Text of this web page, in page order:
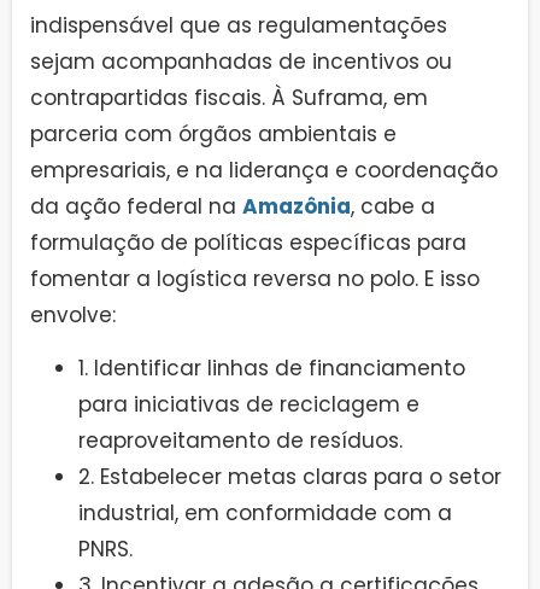
indispensável que as regulamentações
sejam acompanhadas de incentivos ou
contrapartidas fiscais. À Suframa, em
parceria com órgãos ambientais e
empresariais, e na liderança e coordenação
da ação federal na Amazônia, cabe a
formulação de políticas específicas para
fomentar a logística reversa no polo. E isso
envolve:
1. Identificar linhas de financiamento
para iniciativas de reciclagem e
reaproveitamento de resíduos.
2. Estabelecer metas claras para o setor
industrial, em conformidade com a
PNRS.